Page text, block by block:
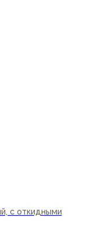
с откидными